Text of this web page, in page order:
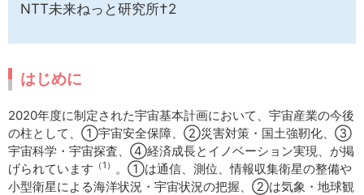
NTT未来ねっと研究所†2
はじめに
2020年度に制定された宇宙基本計画において、宇宙産業の今後
の柱として、①宇宙安全保障、②災害対策・国土強靭化、③
宇宙科学・宇宙探査、④経済成長とイノベーション実現、が掲
げられています （1） 。①は通信、測位、情報収集衛星の整備や
小型衛星による海洋状況・宇宙状況の把握、②は気象・地球観